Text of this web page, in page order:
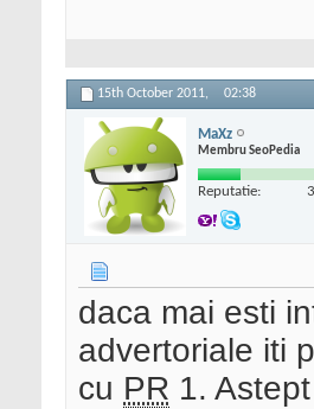
15th October 2011, 02:38
MaXz
Membru SeoPedia
Reputatie:
daca mai esti
advertoriale iti
cu PR 1.